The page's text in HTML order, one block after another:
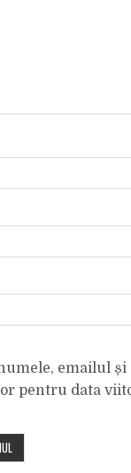
emailul
pentru data